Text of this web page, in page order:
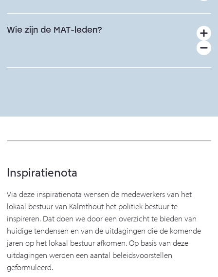
Wie zijn de MAT-leden?
Inspiratienota
Via deze inspiratienota wensen de medewerkers van het
lokaal bestuur van Kalmthout het politiek bestuur te
inspireren. Dat doen we door een overzicht te bieden van
huidige tendensen en van de uitdagingen die de komende
jaren op het lokaal bestuur afkomen. Op basis van deze
uitdagingen werden een aantal beleidsvoorstellen
geformuleerd.